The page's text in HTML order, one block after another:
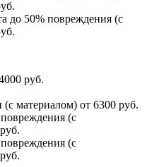
до 50% повреждения (с
руб.
материалом) от 6300 руб.
(с
(с